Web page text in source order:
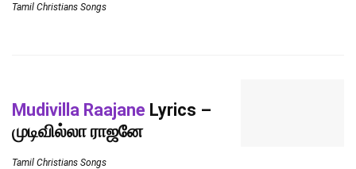
Tamil Christians Songs
Mudivilla Raajane Lyrics –
முடிவில்லா ராஜனே
Tamil Christians Songs